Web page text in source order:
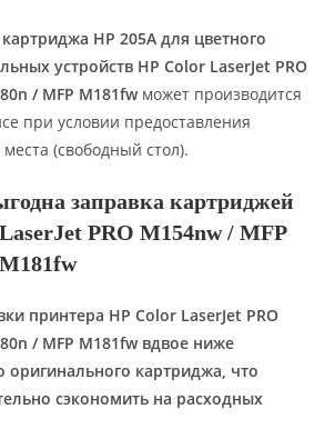
HP 205A для цветного
устройств HP Color LaserJet PRO
/ MFP M181fwможет производится
при условии предоставления
(свободный стол).
заправка картриджей
PRO M154nw / MFP
принтера HP Color LaserJet PRO
/ MFP M181fw вдвое ниже
оригинального картриджа, что
сэкономить на расходных